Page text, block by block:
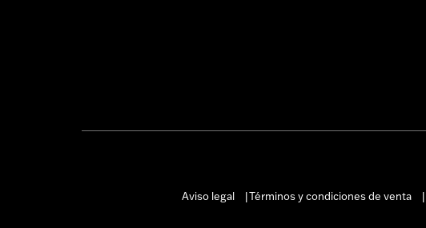
Aviso legal
Términos y condiciones de venta